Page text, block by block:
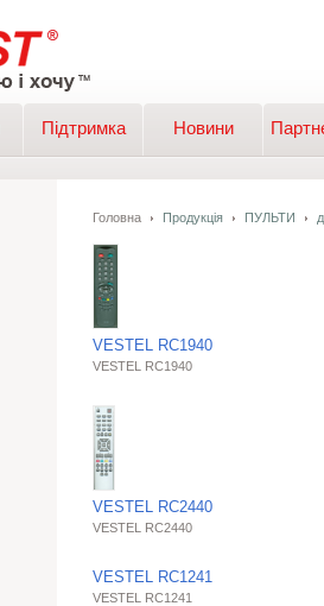
Підтримка Новини
Головна Продукція ПУЛЬТИ
VESTEL RC1940
VESTEL RC1940
VESTEL RC2440
VESTEL RC2440
VESTEL RC1241
VESTEL RC1241